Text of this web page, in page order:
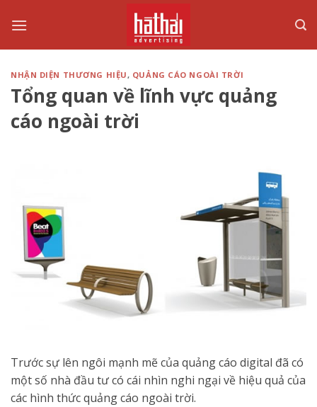
NHẬN DIỆN THƯƠNG HIỆU, QUẢNG CÁO NGOÀI TRỜI
Tổng quan về lĩnh vực quảng
cáo ngoài trời
Trước sự lên ngôi mạnh mẽ của quảng cáo digital đã có
một số nhà đầu tư có cái nhìn nghi ngại về hiệu quả của
các hình thức quảng cáo ngoài trời.